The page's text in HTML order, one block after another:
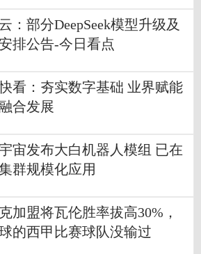
坦言没钱做营销-焦点播报
：部分DeepSeek模型升级及
排公告-今日看点
看：夯实数字基础 业界赋能
合发展
宙发布大白机器人模组 已在
群规模化应用
加盟将瓦伦胜率拔高30%，
的西甲比赛球队没输过